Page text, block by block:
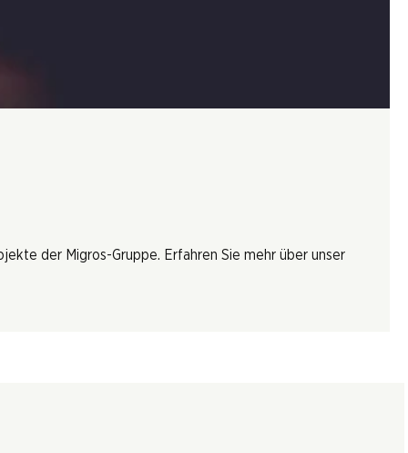
der Migros-Gruppe. Erfahren Sie mehr über unser